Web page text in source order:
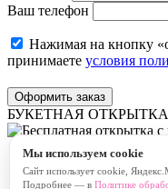
Ваш телефон
Нажимая на кнопку
принимаете условия
Оформить заказ
БУКЕТНАЯ ОТКРЫТКА
Бесплатная
Платная
Мы используем cookie
Сайт использует cookie,
Подробнее — в Политике